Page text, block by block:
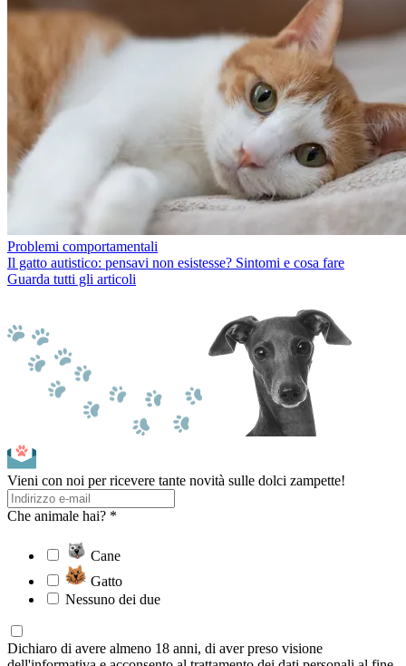
Problemi comportamentali
Il gatto autistico: pensavi non esistesse? Sintomi e cosa fare
Guarda tutti gli articoli
Vieni con noi per ricevere tante novità sulle dolci zampette!
Che animale hai? *
Cane
Gatto
Nessuno dei due
Dichiaro di avere almeno 18 anni, di aver preso visione